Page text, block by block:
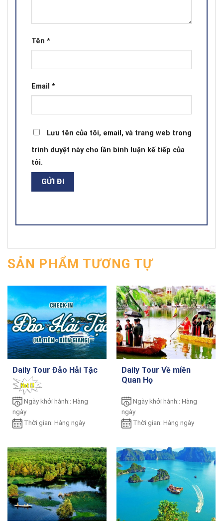
Tên *
Email *
Lưu tên của tôi, email, và trang web trong
trình duyệt này cho lần bình luận kế tiếp của
tôi.
SẢN PHẨM TƯƠNG TỰ
Daily Tour Đảo Hải Tặc
Ngày khởi hành:: Hàng
ngày
Thời gian: Hàng ngày
Daily Tour Về miền
Quan Họ
Ngày khởi hành:: Hàng
ngày
Thời gian: Hàng ngày